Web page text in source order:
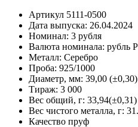
Артикул 5111-0500
Дата выпуска: 26.04.2024
Номинал: 3 рубля
Валюта номинала: рубль
Металл: Серебро
Проба: 925/1000
Диаметр, мм: 39,00 (±0,30)
Тираж: 3 000
Вес общий, г: 33,94(±0,31)
Вес чистого металла, г:
Качество пруф